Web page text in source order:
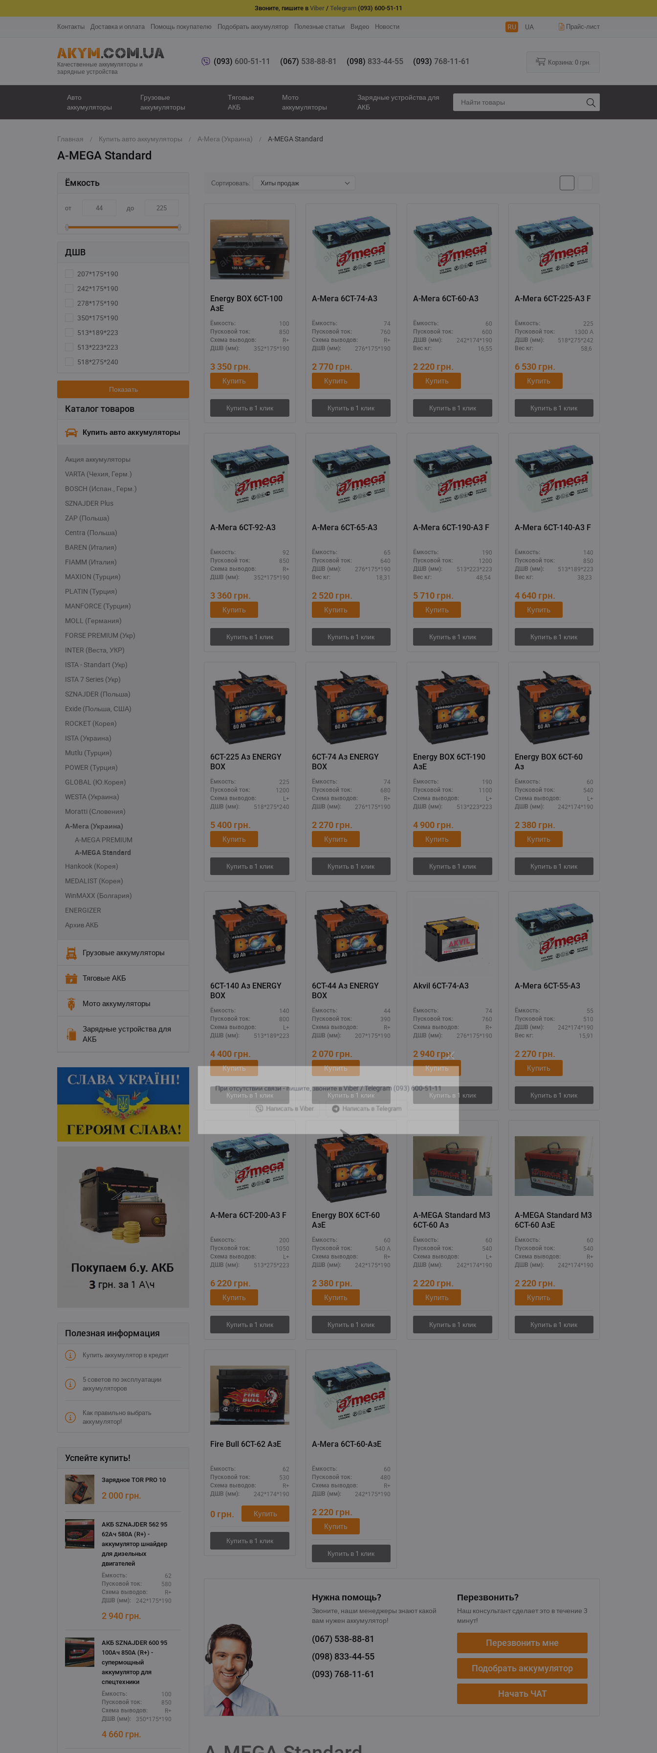
Звоните, пишите в Viber / Telegram (093) 600-51-11
Контакты Доставка и оплата Помощь покупателю Подобрать аккумулятор Полезные статьи Видео Новости RU UA Прайс-лист
Качественные аккумуляторы и
зарядные устройства
(093) 600-51-11 (067) 538-88-81 (098) 833-44-55 (093) 768-11-61 Корзина: 0 грн.
Авто
аккумуляторы
Грузовые
аккумуляторы
Тяговые
АКБ
Мото
аккумуляторы
Зарядные устройства для
АКБ
Главная Купить авто аккумуляторы А-Мега (Украина) A-MEGA Standard
A-MEGA Standard
Ёмкость
от до
ДШВ
207*175*190
242*175*190
278*175*190
350*175*190
513*189*223
513*223*223
518*275*240
Показать
Каталог товаров
Купить авто аккумуляторы
Акция аккумуляторы
VARTA (Чехия, Герм.)
BOSCH (Испан., Герм.)
SZNAJDER Plus
ZAP (Польша)
Centra (Польша)
BAREN (Италия)
FIAMM (Италия)
MAXION (Турция)
PLATIN (Турция)
MANFORCE (Турция)
MOLL (Германия)
FORSE PREMIUM (Укр)
INTER (Веста, УКР)
ISTA - Standart (Укр)
ISTA 7 Series (Укр)
SZNAJDER (Польша)
Exide (Польша, США)
ROCKET (Корея)
ISTA (Украина)
Mutlu (Турция)
POWER (Турция)
GLOBAL (Ю.Корея)
WESTA (Украина)
Moratti (Словения)
А-Мега (Украина)
A-MEGA PREMIUM
A-MEGA Standard
Hankook (Корея)
MEDALIST (Корея)
WinMAXX (Болгария)
ENERGIZER
Архив АКБ
Грузовые аккумуляторы
Тяговые АКБ
Мото аккумуляторы
Зарядные устройства для
АКБ
Полезная информация
Купить аккумулятор в кредит
5 советов по эксплуатации
аккумуляторов
Как правильно выбрать
аккумулятор!
Успейте купить!
Зарядное TOR PRO 10
2 000 грн.
АКБ SZNAJDER 562 95
62Ач 580А (R+) -
аккумулятор шнайдер
для дизельных
двигателей
Ёмкость: 62
Пусковой ток: 580
Схема выводов: R+
ДШВ (мм): 242*175*190
2 940 грн.
АКБ SZNAJDER 600 95
100Ач 850А (R+) -
супермощный
аккумулятор для
спецтехники
Ёмкость: 100
Пусковой ток: 850
Схема выводов: R+
ДШВ (мм): 350*175*190
4 660 грн.
Сортировать: Хиты продаж
Energy BOX 6СТ-100
AзЕ
Ёмкость: 100
Пусковой ток: 850
Схема выводов: R+
ДШВ (мм): 352*175*190
3 350 грн.
Купить
А-Мега 6СТ-74-А3
Ёмкость: 74
Пусковой ток: 760
Схема выводов: R+
ДШВ (мм): 276*175*190
2 770 грн.
Купить
А-Мега 6СТ-60-А3
Ёмкость: 60
Пусковой ток: 600
ДШВ (мм): 242*174*190
Вес кг: 16,55
2 220 грн.
Купить
А-Мега 6СТ-225-А3 F
Ёмкость: 225
Пусковой ток: 1300 А
ДШВ (мм): 518*275*242
Вес кг: 58,6
6 530 грн.
Купить
А-Мега 6СТ-92-А3
Ёмкость: 92
Пусковой ток: 850
Схема выводов: R+
ДШВ (мм): 352*175*190
3 360 грн.
Купить
А-Мега 6СТ-65-А3
Ёмкость: 65
Пусковой ток: 640
ДШВ (мм): 276*175*190
Вес кг: 18,31
2 520 грн.
Купить
А-Мега 6СТ-190-А3 F
Ёмкость: 190
Пусковой ток: 1200
ДШВ (мм): 513*223*223
Вес кг: 48,54
5 710 грн.
Купить
А-Мега 6СТ-140-А3 F
Ёмкость: 140
Пусковой ток: 850
ДШВ (мм): 513*189*223
Вес кг: 38,23
4 640 грн.
Купить
6СТ-225 Аз ENERGY
BOX
Ёмкость: 225
Пусковой ток: 1200
Схема выводов: L+
ДШВ (мм): 518*275*240
5 400 грн.
Купить
6СТ-74 Аз ENERGY
BOX
Ёмкость: 74
Пусковой ток: 680
Схема выводов: R+
ДШВ (мм): 276*175*190
2 270 грн.
Купить
Energy BOX 6CT-190
AзЕ
Ёмкость: 190
Пусковой ток: 1100
Схема выводов: L+
ДШВ (мм): 513*223*223
4 900 грн.
Купить
Energy BOX 6СТ-60
Aз
Ёмкость: 60
Пусковой ток: 540
Схема выводов: L+
ДШВ (мм): 242*174*190
2 380 грн.
Купить
6СТ-140 Аз ENERGY
BOX
Ёмкость: 140
Пусковой ток: 800
Схема выводов: L+
ДШВ (мм): 513*189*223
4 400 грн.
Купить
6СТ-44 Аз ENERGY
BOX
Ёмкость: 44
Пусковой ток: 390
Схема выводов: R+
ДШВ (мм): 207*175*190
2 070 грн.
Купить
Akvil 6СТ-74-А3
Ёмкость: 74
Пусковой ток: 760
Схема выводов: R+
ДШВ (мм): 276*175*190
2 940 грн.
Купить
А-Мега 6СТ-55-А3
Ёмкость: 55
Пусковой ток: 510
ДШВ (мм): 242*174*190
Вес кг: 15,91
2 270 грн.
Купить
А-Мега 6СТ-200-А3 F
Ёмкость: 200
Пусковой ток: 1050
Схема выводов: L+
ДШВ (мм): 513*275*223
6 220 грн.
Купить
Energy BOX 6СТ-60
AзЕ
Ёмкость: 60
Пусковой ток: 540 А
Схема выводов: R+
ДШВ (мм): 242*175*190
2 380 грн.
Купить
A-MEGA Standard M3
6СТ-60 Aз
Ёмкость: 60
Пусковой ток: 540
Схема выводов: L+
ДШВ (мм): 242*174*190
2 220 грн.
Купить
A-MEGA Standard M3
6СТ-60 AзE
Ёмкость: 60
Пусковой ток: 540
Схема выводов: R+
ДШВ (мм): 242*174*190
2 220 грн.
Купить
Fire Bull 6СТ-62 АзЕ
Ёмкость: 62
Пусковой ток: 530
Схема выводов: R+
ДШВ (мм): 242*174*190
0 грн. Купить
А-Мега 6СТ-60-АзЕ
Ёмкость: 60
Пусковой ток: 480
Схема выводов: R+
ДШВ (мм): 242*175*190
2 220 грн.
Купить
Нужна помощь?
Звоните, наши менеджеры знают какой
вам нужен аккумулятор!
(067) 538-88-81
(098) 833-44-55
(093)768-11-61
Перезвонить?
Наш консультант сделает это в течение 3
минут!
Перезвонить мне
Подобрать аккумулятор
Начать ЧАТ
При отсутствии связи - пишите, звоните в Viber / Telegram (093) 600-51-11
Написать в Viber Написать в Telegram